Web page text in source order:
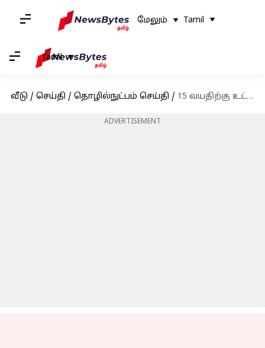
மேலும் Tamil
Tamil
வீடு / செய்தி / தொழில்நுட்பம் செய்தி / 15 வயதிற்கு உட்பட்டவர்கள் சமூக வலைதளங்கள் பயன்படுத்த தடை விதிக்க முடிவு; நார்வே அரசு அதிரடி
ADVERTISEMENT